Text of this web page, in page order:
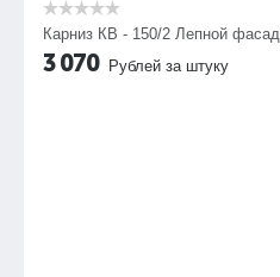
Карниз КВ - 150/2 Лепной
3 070 Рублей за штуку